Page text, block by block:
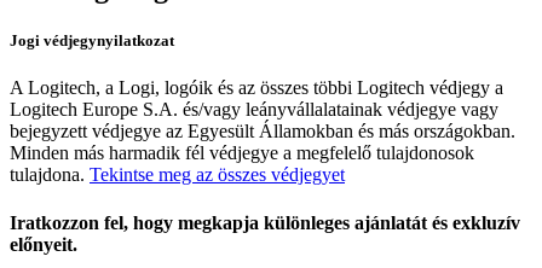
Jogi védjegynyilatkozat
A Logitech, a Logi, logóik és az összes többi Logitech védjegy a
Logitech Europe S.A. és/vagy leányvállalatainak védjegye vagy
bejegyzett védjegye az Egyesült Államokban és más országokban.
Minden más harmadik fél védjegye a megfelelő tulajdonosok
tulajdona. Tekintse meg az összes védjegyet
Iratkozzon fel, hogy megkapja különleges ajánlatát és exkluzív
előnyeit.